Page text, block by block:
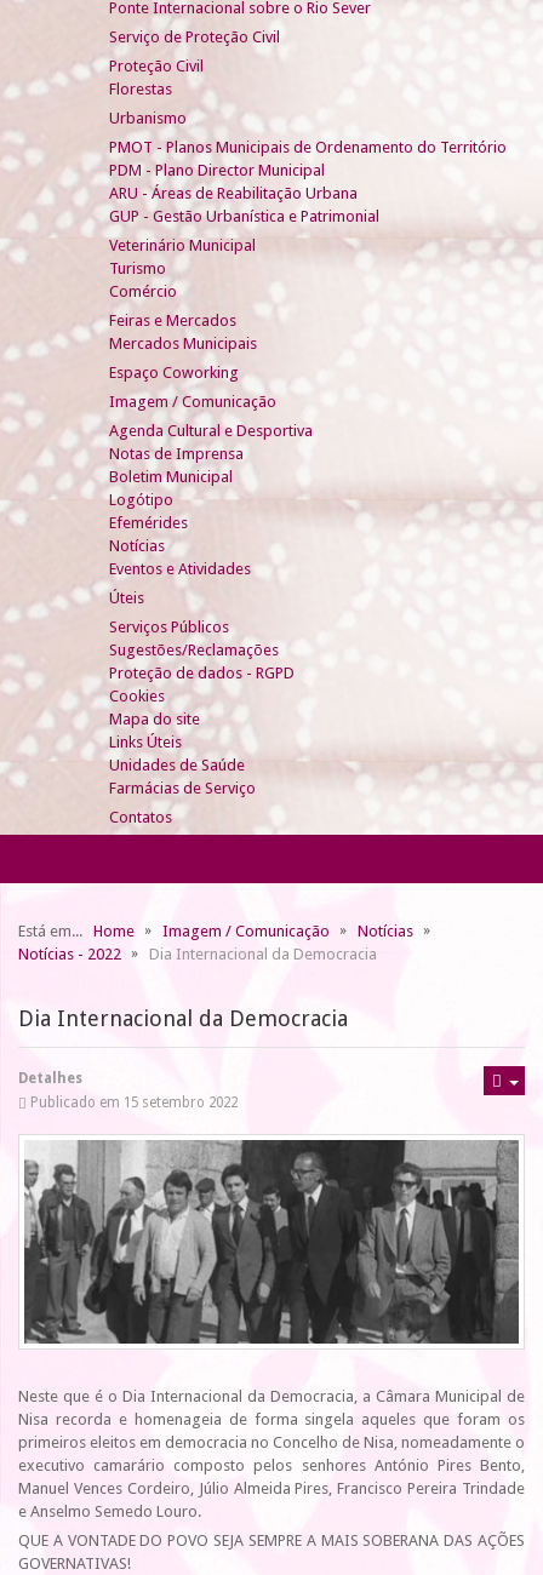
Ponte Internacional sobre o Rio Sever
Serviço de Proteção Civil
Proteção Civil
Florestas
Urbanismo
PMOT - Planos Municipais de Ordenamento do Território
PDM - Plano Director Municipal
ARU - Áreas de Reabilitação Urbana
GUP - Gestão Urbanística e Patrimonial
Veterinário Municipal
Turismo
Comércio
Feiras e Mercados
Mercados Municipais
Espaço Coworking
Imagem / Comunicação
Agenda Cultural e Desportiva
Notas de Imprensa
Boletim Municipal
Logótipo
Efemérides
Notícias
Eventos e Atividades
Úteis
Serviços Públicos
Sugestões/Reclamações
Proteção de dados - RGPD
Cookies
Mapa do site
Links Úteis
Unidades de Saúde
Farmácias de Serviço
Contatos
Está em... Home Imagem / Comunicação
Notícias
Notícias - 2022
Dia Internacional da Democracia
Dia Internacional da Democracia
Detalhes
Publicado em 15 setembro 2022
Neste que é o Dia Internacional da Democracia, a Câmara Municipal de
Nisa recorda e homenageia de forma singela aqueles que foram os
primeiros eleitos em democracia no Concelho de Nisa, nomeadamente o
executivo camarário composto pelos senhores António Pires Bento,
Manuel Vences Cordeiro, Júlio Almeida Pires, Francisco Pereira Trindade
e Anselmo Semedo Louro.
QUE A VONTADE DO POVO SEJA SEMPRE A MAIS SOBERANA DAS AÇÕES
GOVERNATIVAS!